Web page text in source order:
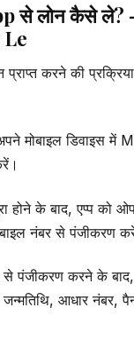
से लोन कैसेले?
Le
करने की
मोबाइल डिवाइस में
होने के बाद, एप्प को
नंबर से पंजीकरण
से पंजीकरण करने के
आधार नंबर,